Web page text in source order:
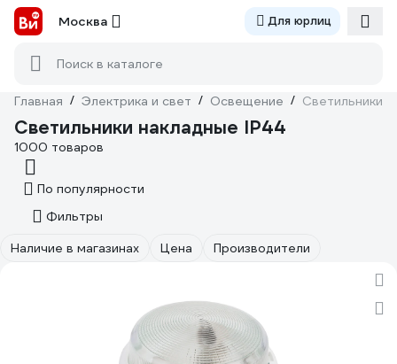
Москва Для юрлиц
Поиск в каталоге
Главная / Электрика и свет / Освещение / Светильники
Светильники накладные IP44
1000 товаров
По популярности
Фильтры
Наличие в магазинах
Цена Производители